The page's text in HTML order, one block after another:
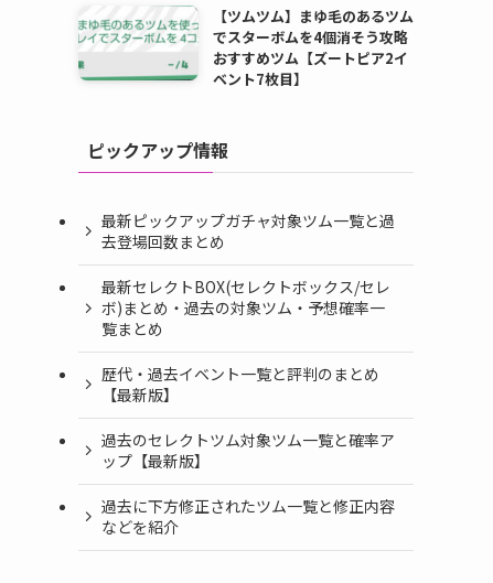
【ツムツム】まゆ毛のあるツム
でスターボムを4個消そう攻略
おすすめツム【ズートピア2イ
ベント7枚目】
ピックアップ情報
最新ピックアップガチャ対象ツム一覧と過
去登場回数まとめ
最新セレクトBOX(セレクトボックス/セレ
ボ)まとめ・過去の対象ツム・予想確率一
覧まとめ
歴代・過去イベント一覧と評判のまとめ
【最新版】
過去のセレクトツム対象ツム一覧と確率ア
ップ【最新版】
過去に下方修正されたツム一覧と修正内容
などを紹介